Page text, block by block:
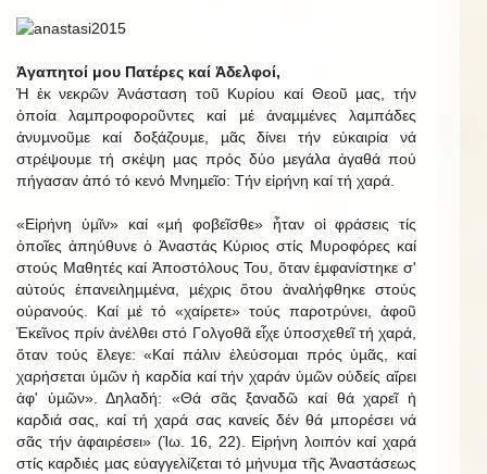
Ἀγαπητοί μου Πατέρες καί Ἀδελφοί,
Ἡ ἐκ νεκρῶν Ἀνάσταση τοῦ Κυρίου καί Θεοῦ µας, τήν
ὁποία λαµπροφοροῦντες καί µέ ἀναµµένες λαµπάδες
ἀνυµνοῦµε καί δοξάζουµε, µᾶς δίνει τήν εὐκαιρία νά
στρέψουµε τή σκέψη µας πρός δύο µεγάλα ἀγαθά πού
πήγασαν ἀπό τό κενό Μνηµεῖο: Τήν εἰρήνη καί τή χαρά.
«Εἰρήνη ὑµῖν» καί «µή φοβεῖσθε» ἦταν οἱ φράσεις τίς
ὁποῖες ἀπηύθυνε ὁ Ἀναστάς Κύριος στίς Μυροφόρες καί
στούς Μαθητές καί Ἀποστόλους Του, ὅταν ἐµφανίστηκε σ'
αὐτούς ἐπανειληµµένα, µέχρις ὅτου ἀναλήφθηκε στούς
οὐρανούς. Καί µέ τό «χαίρετε» τούς παροτρύνει, ἀφοῦ
Ἐκεῖνος πρίν ἀνέλθει στό Γολγοθᾶ εἶχε ὑποσχεθεῖ τή χαρά,
ὅταν τούς ἔλεγε: «Καί πάλιν ἐλεύσοµαι πρός ὑµᾶς, καί
χαρήσεται ὑµῶν ἡ καρδία καί τήν χαράν ὑµῶν οὐδείς αἴρει
ἀφ' ὑµῶν». Δηλαδή: «Θά σᾶς ξαναδῶ καί θά χαρεῖ ἡ
καρδιά σας, καί τή χαρά σας κανείς δέν θά µπορέσει νά
σᾶς τήν ἀφαιρέσει» (Ἰω. 16, 22). Εἰρήνη λοιπόν καί χαρά
στίς καρδιές µας εὐαγγελίζεται τό µήνυµα τῆς Ἀναστάσεως